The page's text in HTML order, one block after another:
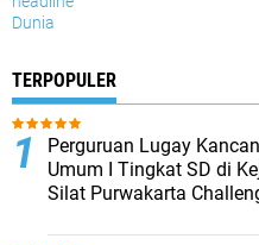
Dunia
TERPOPULER
Perguruan Lugay
Umum I Tingkat SD di
Silat Purwakarta